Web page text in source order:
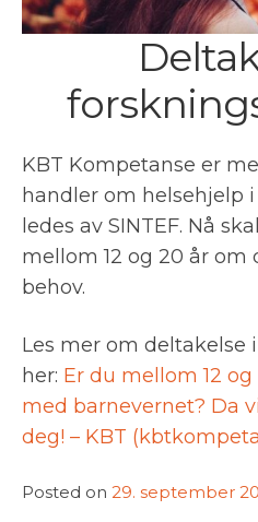
KBT Kompetanse er
handler om helsehjelp
ledes av SINTEF. Nå
mellom 12 og 20 år om
behov.
Les mer om deltakelse
her: Er du mellom 12
med barnevernet? Da
deg! – KBT
Posted on 29. september